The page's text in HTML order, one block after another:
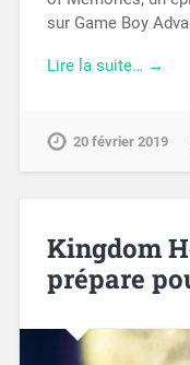
sur Game Boy
Lire la suite… →
20 février 2019
Kingdom
prépare